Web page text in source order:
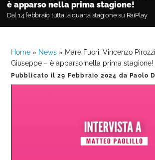
è apparso nella prima stagione!
Dal 14 febbraio tutta la quarta stagione su RaiPlay
Home » News » Mare Fuori, Vincenzo
Giuseppe – è apparso nella prima stagione!
Pubblicato il29 Febbraio 2024 da Paolo